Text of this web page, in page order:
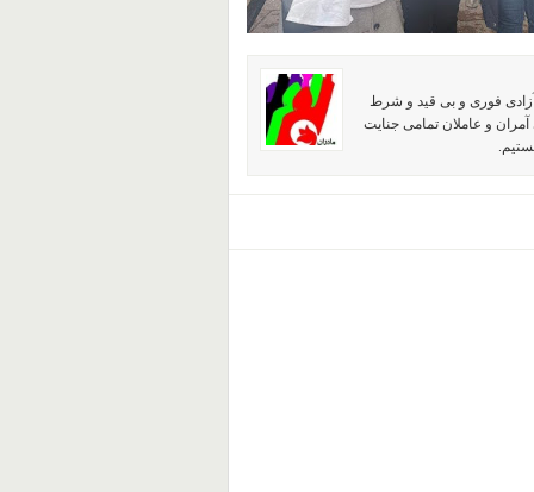
آزادی فوری و بی قید و شرط
و عاملان تمامی جنایت